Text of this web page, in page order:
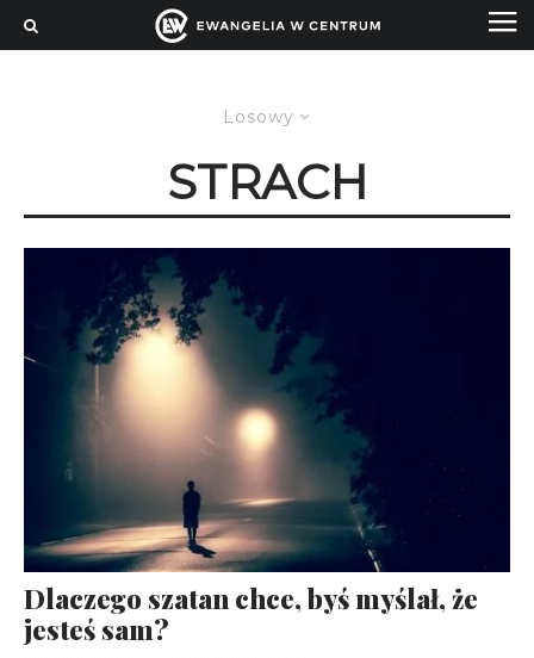
Losowy
STRACH
Dlaczego szatan chce, byś myślał, że
jesteś sam?